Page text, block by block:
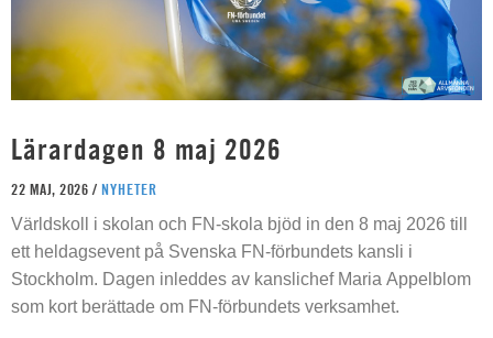
Lärardagen 8 maj 2026
22 MAJ, 2026 / NYHETER
Världskoll i skolan och FN-skola bjöd in den 8 maj 2026 till
ett heldagsevent på Svenska FN-förbundets kansli i
Stockholm. Dagen inleddes av kanslichef Maria Appelblom
som kort berättade om FN-förbundets verksamhet.